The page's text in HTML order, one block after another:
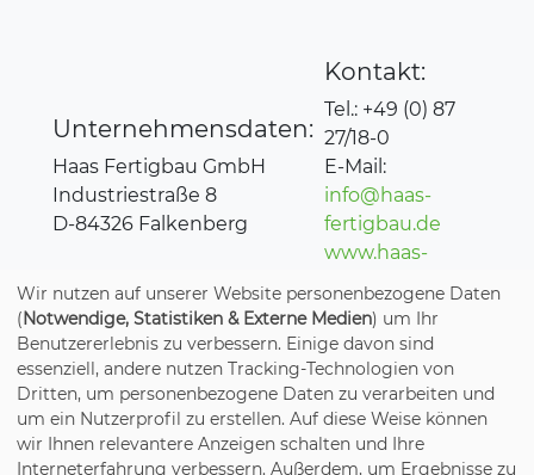
Unternehmensdaten:
Haas Fertigbau GmbH
Industriestraße 8
D-84326 Falkenberg
Kontakt:
Tel.: +49 (0) 87
27/18-0
E-Mail:
info@haas-
fertigbau.de
www.haas-
Wir nutzen auf unserer Website personenbezogene Daten
(Notwendige, Statistiken & Externe Medien) um Ihr
Benutzererlebnis zu verbessern. Einige davon sind
essenziell, andere nutzen Tracking-Technologien von
Dritten, um personenbezogene Daten zu verarbeiten und
um ein Nutzerprofil zu erstellen. Auf diese Weise können
wir Ihnen relevantere Anzeigen schalten und Ihre
Interneterfahrung verbessern. Außerdem, um Ergebnisse zu